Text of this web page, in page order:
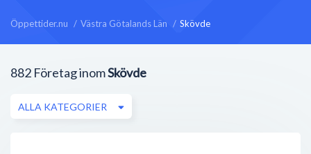
Öppettider.nu Västra Götalands Län Skövde
882 Företag inomSkövde
ALLA KATEGORIER